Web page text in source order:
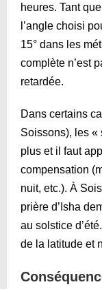
heures. Tant
l’angle choisi
15° dans les
complète n’est
retardée.
Dans certains
Soissons), les «
plus et il faut
compensation
nuit, etc.). À
prière d’Isha
au solstice
de la latitude et